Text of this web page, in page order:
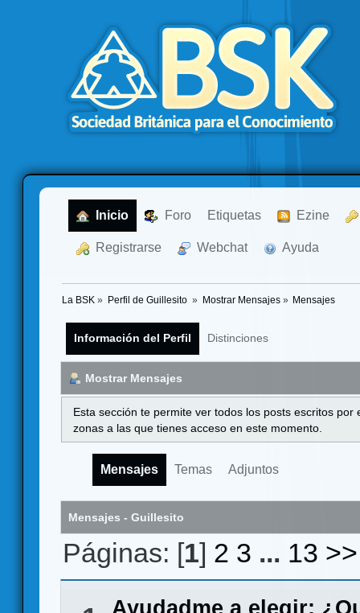
Inicio Foro Etiquetas Ezine
Registrarse Webchat Ayuda
La BSK » Perfil de Guillesito » Mostrar Mensajes» Mensajes
Información del Perfil Distinciones
Mostrar Mensajes
Esta sección te permite ver todos los posts escritos
zonas a las que tienes acceso en este momento.
Mensajes Temas Adjuntos
Mensajes - Guillesito
Páginas: [1] 2 3 ... 13 >>
Ayudadme a elegir: